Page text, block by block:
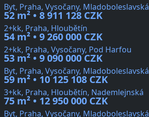
Byt, Praha, Vysočany, Mladoboleslavská
52 m² • 8 911 128 CZK
2+kk, Praha, Hloubětín
54 m² • 9 260 000 CZK
2+kk, Praha, Vysočany, Pod Harfou
53 m² • 9 090 000 CZK
Byt, Praha, Vysočany, Mladoboleslavská
59 m² • 10 125 108 CZK
3+kk, Praha, Hloubětín, Nademlejnská
75 m² • 12 950 000 CZK
Byt, Praha, Vysočany, Mladoboleslavská